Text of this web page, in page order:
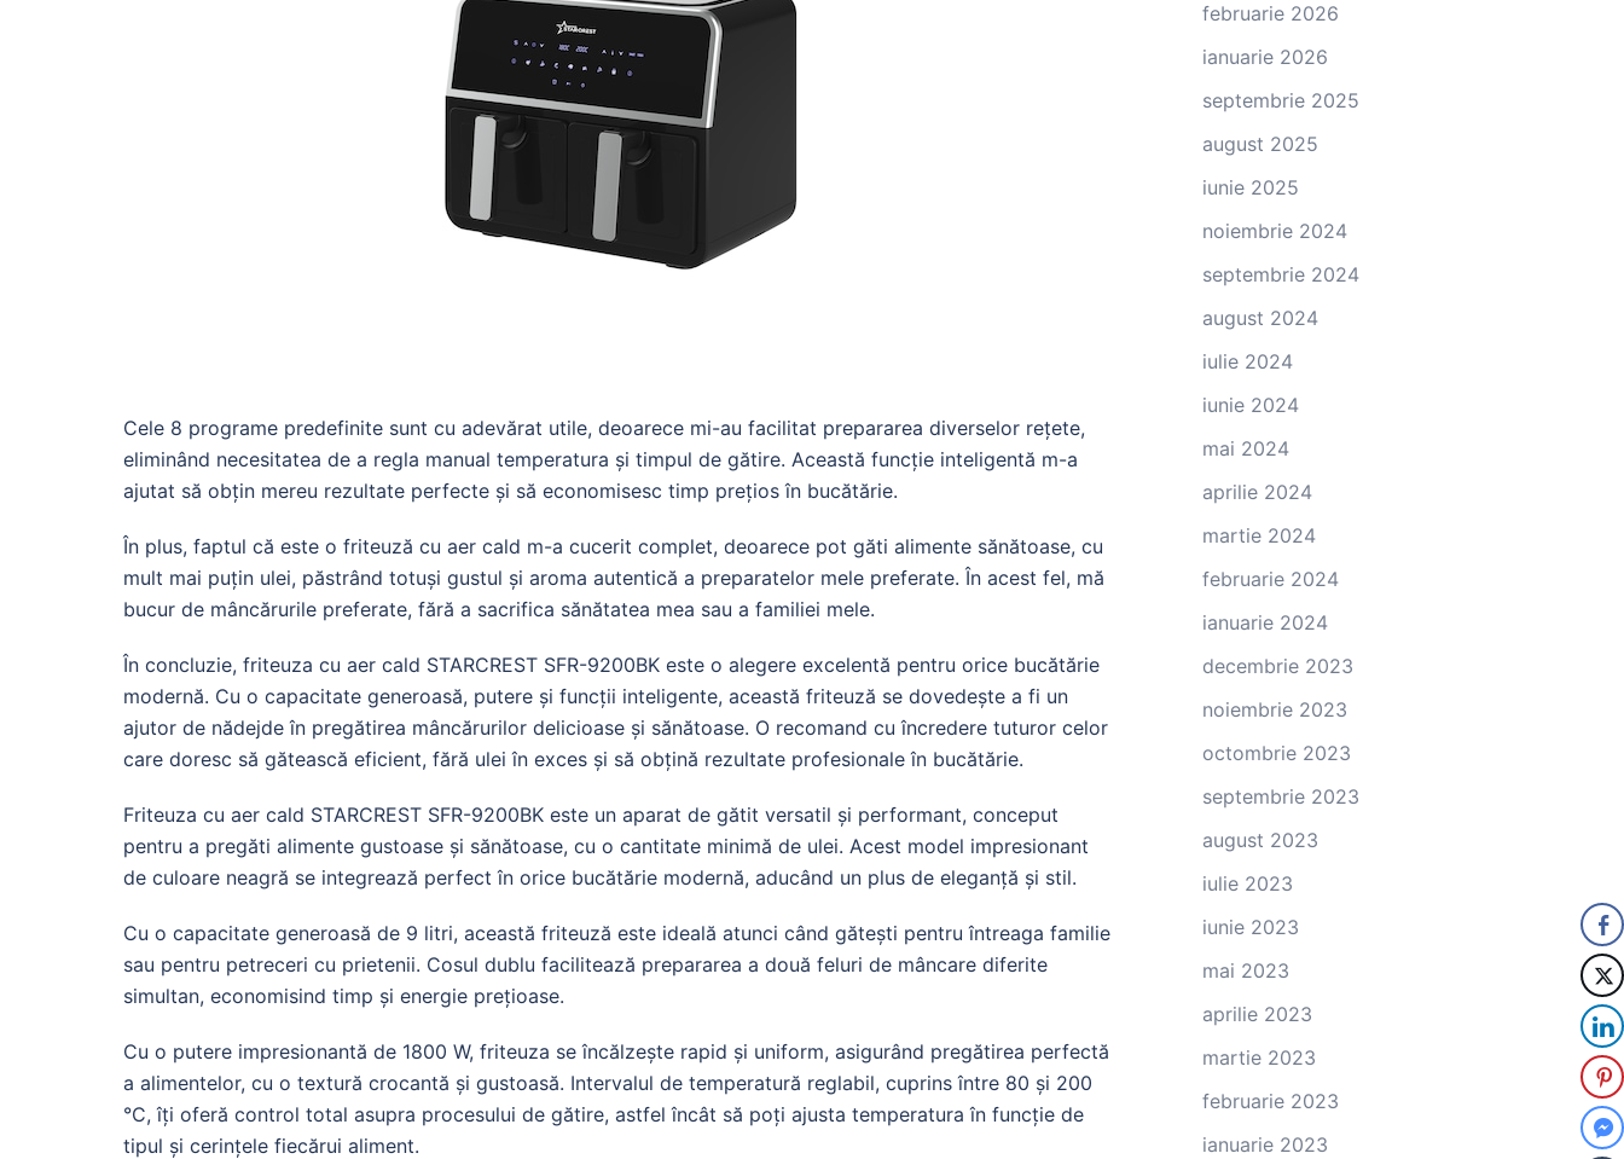
Cele 8 programe predefinite sunt cu adevărat utile, deoarece mi-au facilitat prepararea diverselor rețete,
eliminând necesitatea de a regla manual temperatura și timpul de gătire. Această funcție inteligentă m-a
ajutat să obțin mereu rezultate perfecte și să economisesc timp prețios în bucătărie.
În plus, faptul că este o friteuză cu aer cald m-a cucerit complet, deoarece pot găti alimente sănătoase, cu
mult mai puțin ulei, păstrând totuși gustul și aroma autentică a preparatelor mele preferate. În acest fel, mă
bucur de mâncărurile preferate, fără a sacrifica sănătatea mea sau a familiei mele.
În concluzie, friteuza cu aer cald STARCREST SFR-9200BK este o alegere excelentă pentru orice bucătărie
modernă. Cu o capacitate generoasă, putere și funcții inteligente, această friteuză se dovedește a fi un
ajutor de nădejde în pregătirea mâncărurilor delicioase și sănătoase. O recomand cu încredere tuturor celor
care doresc să gătească eficient, fără ulei în exces și să obțină rezultate profesionale în bucătărie.
Friteuza cu aer cald STARCREST SFR-9200BK este un aparat de gătit versatil și performant, conceput
pentru a pregăti alimente gustoase și sănătoase, cu o cantitate minimă de ulei. Acest model impresionant
de culoare neagră se integrează perfect în orice bucătărie modernă, aducând un plus de eleganță și stil.
Cu o capacitate generoasă de 9 litri, această friteuză este ideală atunci când gătești pentru întreaga familie
sau pentru petreceri cu prietenii. Cosul dublu facilitează prepararea a două feluri de mâncare diferite
simultan, economisind timp și energie prețioase.
Cu o putere impresionantă de 1800 W, friteuza se încălzește rapid și uniform, asigurând pregătirea perfectă
a alimentelor, cu o textură crocantă și gustoasă. Intervalul de temperatură reglabil, cuprins între 80 și 200
°C, îți oferă control total asupra procesului de gătire, astfel încât să poți ajusta temperatura în funcție de
tipul și cerințele fiecărui aliment.
februarie 2026
ianuarie 2026
septembrie 2025
august 2025
iunie 2025
noiembrie 2024
septembrie 2024
august 2024
iulie 2024
iunie 2024
mai 2024
aprilie 2024
martie 2024
februarie 2024
ianuarie 2024
decembrie 2023
noiembrie 2023
octombrie 2023
septembrie 2023
august 2023
iulie 2023
iunie 2023
mai 2023
aprilie 2023
martie 2023
februarie 2023
ianuarie 2023